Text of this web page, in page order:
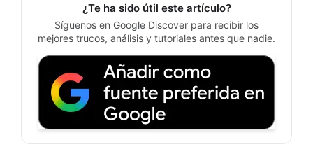
¿Te ha sido útil este artículo?
Síguenos en Google Discover para recibir los
mejores trucos, análisis y tutoriales antes que nadie.